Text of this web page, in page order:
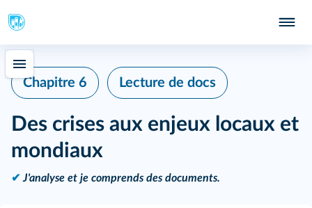
Chapitre 6 Lecture de docs
Des crises aux enjeux locaux et
mondiaux
✔ J'analyse et je comprends des documents.